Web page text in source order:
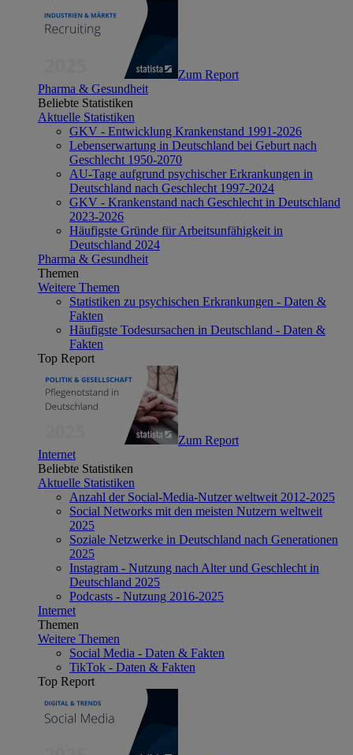
Zum Report
Pharma & Gesundheit
Beliebte Statistiken
Aktuelle Statistiken
GKV - Entwicklung Krankenstand 1991-2026
Lebenserwartung in Deutschland bei Geburt nach
Geschlecht 1950-2070
AU-Tage aufgrund psychischer Erkrankungen in
Deutschland nach Geschlecht 1997-2024
GKV - Krankenstand nach Geschlecht in Deutschland
2023-2026
Häufigste Gründe für Arbeitsunfähigkeit in
Deutschland 2024
Pharma & Gesundheit
Themen
Weitere Themen
Statistiken zu psychischen Erkrankungen - Daten &
Fakten
Häufigste Todesursachen in Deutschland - Daten &
Fakten
Top Report
Zum Report
Internet
Beliebte Statistiken
Aktuelle Statistiken
Anzahl der Social-Media-Nutzer weltweit 2012-2025
Social Networks mit den meisten Nutzern weltweit
2025
Soziale Netzwerke in Deutschland nach Generationen
2025
Instagram - Nutzung nach Alter und Geschlecht in
Deutschland 2025
Podcasts - Nutzung 2016-2025
Internet
Themen
Weitere Themen
Social Media - Daten & Fakten
TikTok - Daten & Fakten
Top Report